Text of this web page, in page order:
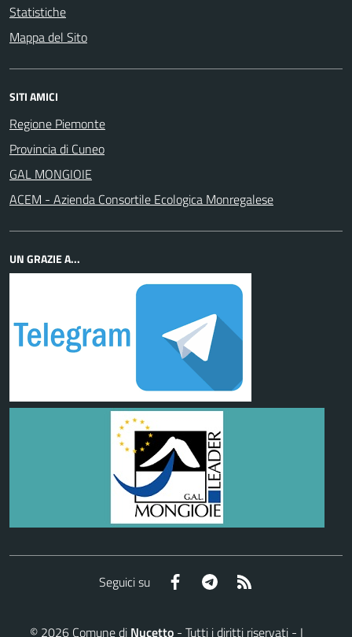
Statistiche
Mappa del Sito
SITI AMICI
Regione Piemonte
Provincia di Cuneo
GAL MONGIOIE
ACEM - Azienda Consortile Ecologica Monregalese
UN GRAZIE A...
Seguici su Facebook Telegram
© 2026 Comune di Nucetto - Tutti i diritti riservati - I